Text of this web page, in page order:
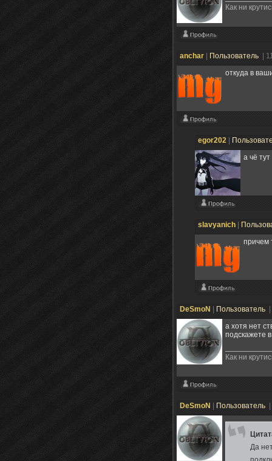
Как ни
anchar Пользователь
|
откуда в
egor202
а чё
slavyanich
причем
DeSmoN Пользователь
а хотя нет
подскажете
Как ни
DeSmoN Пользователь
Да